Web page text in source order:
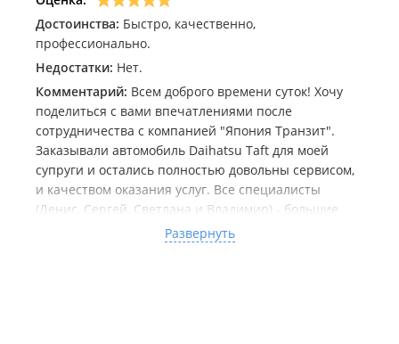
Достоинства: Быстро, качественно,
профессионально.
Недостатки: Нет.
Комментарий: Всем доброго времени суток! Хочу
поделиться с вами впечатлениями после
сотрудничества с компанией "Япония Транзит".
Заказывали автомобиль Daihatsu Taft для моей
супруги и остались полностью довольны сервисом,
и качеством оказания услуг. Все специалисты
(Денис, Сергей, Светлана и Владимир) - большие
молодцы: сопроводили на всех стадиях
приобретения автомобиля от "А" до "Я", как
Развернуть